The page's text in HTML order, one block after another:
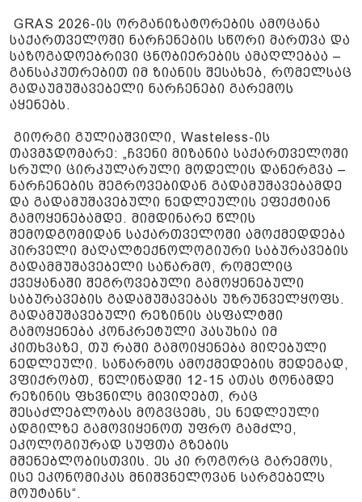
GRAS 2026-ის ორგანიზატორების ამოცანა
საქართველოში ნარჩენების სწორი მართვა და
საზოგადოებრივი ცნობიერების ამაღლებაა –
განსაკუთრებით იმ ზიანის შესახებ, რომელსაც
გადაუმუშავებელი ნარჩენები გარემოს
აყენებს.
გიორგი გულიაშვილი, Wasteless-ის
თავმჯდომარე: „ჩვენი მიზანია საქართველოში
სრული ცირკულარული მოდელის დანერგვა –
ნარჩენების შეგროვებიდან გადამუშავებამდე
და გადამუშავებული ნედლეულის ეფექტიან
გამოყენებამდე. მიმდინარე წლის
შემოდგომიდან საქართველოში ამოქმედდება
პირველი მაღალტექნოლოგიური საბურავების
გადამმუშავებელი საწარმო, რომელიც
ქვეყანაში შეგროვებული გამოყენებული
საბურავების გადამუშავებას უზრუნველყოფს.
გადამუშავებული რეზინის ასფალტში
გამოყენება კონკრეტული პასუხია იმ
კითხვაზე, თუ რაში გამოიყენება მიღებული
ნედლეული. საწარმოს ამოქმედების შედეგად,
ვფიქრობთ, წელიწადში 12-15 ათას ტონამდე
რეზინის ფხვნილს მივიღებთ, რაც
შესაძლებლობას მოგვცემს, ეს ნედლეული
ადგილზე გამოვიყენოთ უფრო გამძლე,
ეკოლოგიურად სუფთა გზების
მშენებლობისთვის. ეს კი როგორც გარემოს,
ისე ეკონომიკას მნიშვნელოვან სარგებელს
მოუტანს“.